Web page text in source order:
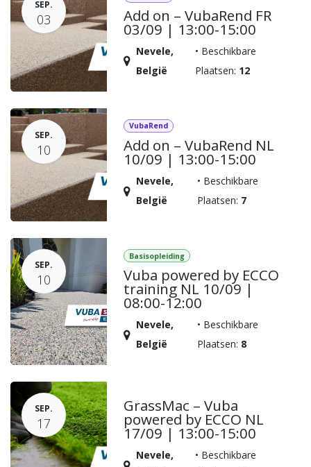
SEP.
03 Add on – VubaRend FR
03/09 | 13:00-15:00
Nevele,
België
• Beschikbare
Plaatsen: 12
SEP.
10
VubaRend
Add on – VubaRend NL
10/09 | 13:00-15:00
Nevele,
België
• Beschikbare
Plaatsen: 7
SEP.
10
Basisopleiding
Vuba powered by ECCO
training NL 10/09 |
08:00-12:00
Nevele,
België
• Beschikbare
Plaatsen: 8
SEP.
17
GrassMac – Vuba
powered by ECCO NL
17/09 | 13:00-15:00
Nevele,
• Beschikbare